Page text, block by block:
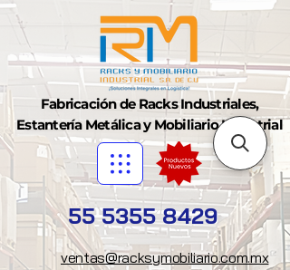
Fabricación de Racks Industriales,
Estantería Metálica y Mobiliario Industrial
55 5355 8429
ventas@racksymobiliario.com.mx